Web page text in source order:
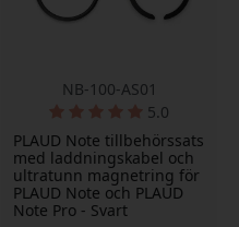
NB-100-AS01
5.0
PLAUD Note tillbehörssats
med laddningskabel och
ultratunn magnetring för
PLAUD Note och PLAUD
Note Pro - Svart